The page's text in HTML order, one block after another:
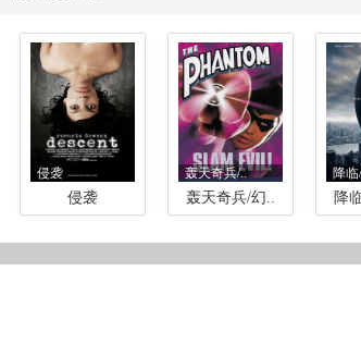
侵袭
侵袭
轰天奇兵/..
轰天奇兵/幻..
降
降